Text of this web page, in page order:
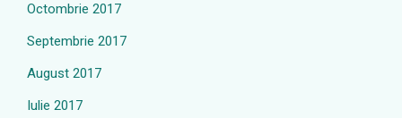
Octombrie 2017
Septembrie 2017
August 2017
Iulie 2017